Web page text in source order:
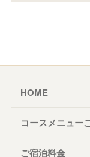
HOME
コースメニュー
ご宿泊料金